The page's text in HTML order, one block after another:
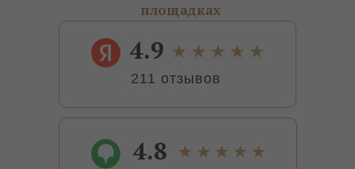
211 отзывов
4.9
4.8
площадках